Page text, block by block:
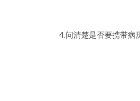
4.问清楚是否要携带病